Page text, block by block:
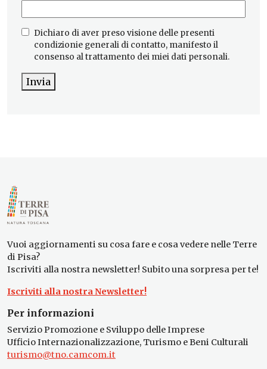
Dichiaro di aver preso visione delle presenti
condizionie generali di contatto, manifesto il
consenso al trattamento dei miei dati personali.
Invia
Vuoi aggiornamenti su cosa fare e cosa vedere nelle Terre
di Pisa?
Iscriviti alla nostra newsletter! Subito una sorpresa per te!
Iscriviti alla nostra Newsletter!
Per informazioni
Servizio Promozione e Sviluppo delle Imprese
Ufficio Internazionalizzazione, Turismo e Beni Culturali
turismo@tno.camcom.it